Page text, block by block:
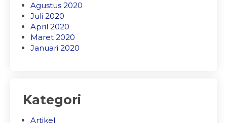
Agustus 2020
Juli 2020
April 2020
Maret 2020
Januari 2020
Kategori
Artikel